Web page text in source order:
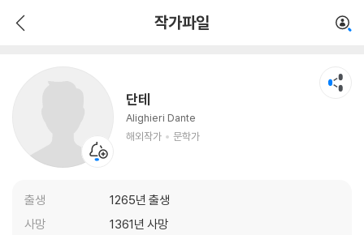
작가파일
단테
Alighieri Dante
해외작가
문학가
출생
1265년 출생
사망
1361년 사망